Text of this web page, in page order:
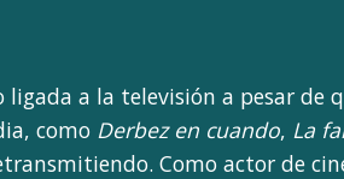
ligada a la televisión a pesar de
como Derbez en cuando, La
Como actor de